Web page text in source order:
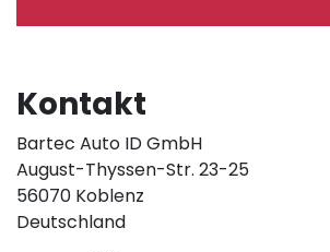
Kontakt
Bartec Auto ID GmbH
August-Thyssen-Str. 23-25
56070 Koblenz
Deutschland